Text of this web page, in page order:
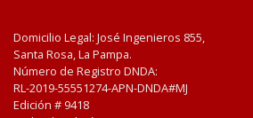
Domicilio Legal: José Ingenieros 855,
Santa Rosa, La Pampa.
Número de Registro DNDA:
RL-2019-55551274-APN-DNDA#MJ
Edición # 9418